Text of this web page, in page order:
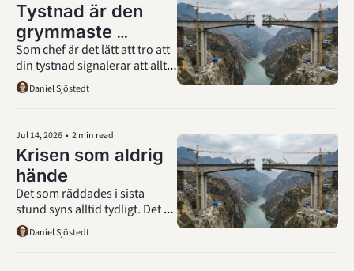
Tystnad är den
grymmaste
feedbacken
Som chef är det lätt att tro att
din tystnad signalerar att allt
är bra. Men ofta betyder den
bara att någon annan själv
Daniel Sjöstedt
Jul 14, 2026 • 2 min read
Krisen som aldrig
hände
Det som räddades i sista
stund syns alltid tydligt. Det
som aldrig gick sönder syns
ofta inte alls.
Daniel Sjöstedt